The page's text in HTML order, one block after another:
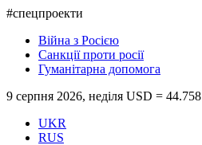
#спецпроекти
Війна з Росією
Санкції проти росії
Гуманітарна допомога
9 серпня 2026, неділя USD = 44.758
UKR
RUS